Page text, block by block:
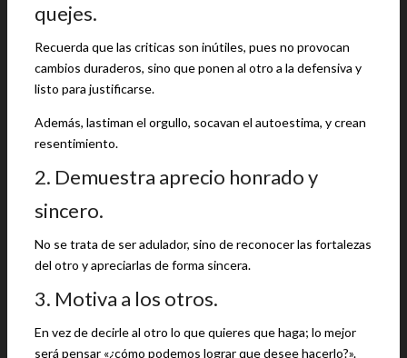
quejes.
Recuerda que las criticas son inútiles, pues no provocan
cambios duraderos, sino que ponen al otro a la defensiva y
listo para justificarse.
Además, lastiman el orgullo, socavan el autoestima, y crean
resentimiento.
2. Demuestra aprecio honrado y
sincero.
No se trata de ser adulador, sino de reconocer las fortalezas
del otro y apreciarlas de forma sincera.
3. Motiva a los otros.
En vez de decirle al otro lo que quieres que haga; lo mejor
será pensar «¿cómo podemos lograr que desee hacerlo?».